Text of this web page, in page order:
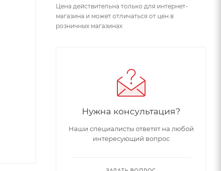
Цена действительна только для интернет-
магазина и может отличаться от цен в
розничных магазинах
Нужна консультация?
Наши специалисты ответят на любой
интересующий вопрос